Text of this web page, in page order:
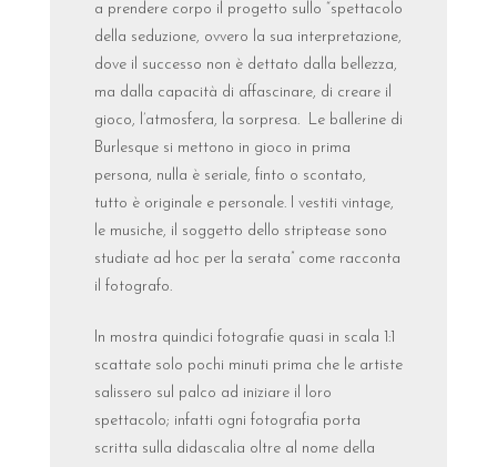
a prendere corpo il progetto sullo “spettacolo
della seduzione, ovvero la sua interpretazione,
dove il successo non è dettato dalla bellezza,
ma dalla capacità di affascinare, di creare il
gioco, l’atmosfera, la sorpresa. Le ballerine di
Burlesque si mettono in gioco in prima
persona, nulla è seriale, finto o scontato,
tutto è originale e personale. I vestiti vintage,
le musiche, il soggetto dello striptease sono
studiate ad hoc per la serata” come racconta
il fotografo.
In mostra quindici fotografie quasi in scala 1:1
scattate solo pochi minuti prima che le artiste
salissero sul palco ad iniziare il loro
spettacolo; infatti ogni fotografia porta
scritta sulla didascalia oltre al nome della